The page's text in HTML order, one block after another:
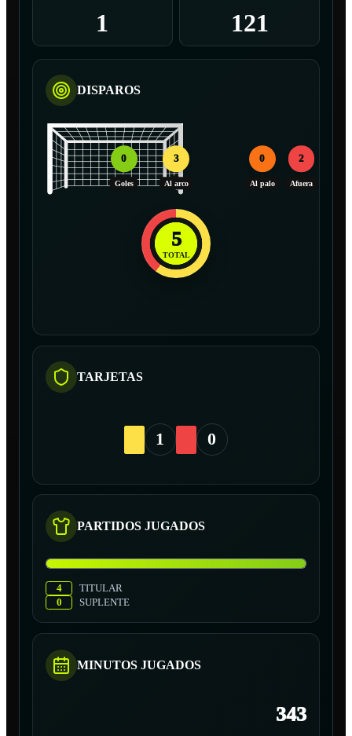
1 121
DISPAROS
0
Goles
3
Al arco
0
Al palo
2
Afuera
5
TOTAL
TARJETAS
1 0
PARTIDOS JUGADOS
4
TITULAR
0
SUPLENTE
MINUTOS JUGADOS
343